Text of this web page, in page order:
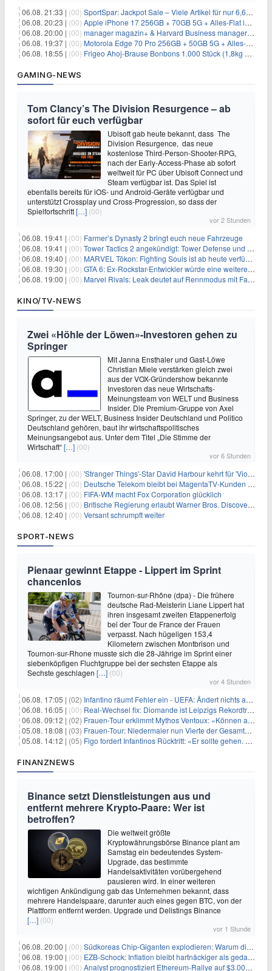
06.08. 21:33 | (00) SportSpar: Jackpot Sale – Viele Artikel für nur 6,66€ – nur 48 Stunden
06.08. 20:23 | (00) Apple iPhone 17 256GB + 70GB 5G + Alles-Flat im Vodafone-Netz für 34,99€/Monat – eff. 4,65€/Monat
06.08. 20:00 | (00) manager magazin+ & Harvard Business manager+ Digital-Kombi-Abo 1 Monat kostenlos
06.08. 19:37 | (00) Motorola Edge 70 Pro 256GB + 50GB 5G + Alles-Flat im Vodafone-Netz für 19,99€/Monat – eff. 0,61€/Monat
06.08. 18:55 | (00) Frigeo Ahoj-Brause Bonbons 1.000 Stück (1,8kg Eimer) für 6,29€
GAMING-NEWS
Tom Clancy’s The Division Resurgence – ab
sofort für euch verfügbar
Ubisoft gab heute bekannt, dass The
Division Resurgence, das neue
kostenlose Third-Person-Shooter-RPG,
nach der Early-Access-Phase ab sofort
weltweit für PC über Ubisoft Connect und
Steam verfügbar ist. Das Spiel ist
ebenfalls bereits für iOS- und Android-Geräte verfügbar und
unterstützt Crossplay und Cross-Progression, so dass der
Spielfortschritt[…] (00)
vor 2 Stunden
06.08. 19:41 | (00) Farmer’s Dynasty 2 bringt euch neue Fahrzeuge
06.08. 19:41 | (00) Tower Tactics 2 angekündigt: Tower Defense und Deckbuilding Kombo kehrt zurück
06.08. 19:40 | (00) MARVEL Tōkon: Fighting Souls ist ab heute verfügbar
06.08. 19:30 | (00) GTA 6: Ex-Rockstar-Entwickler würde eine weitere Verschiebung nicht überraschen
06.08. 19:00 | (00) Marvel Rivals: Leak deutet auf Rennmodus mit Fahrzeugen hin
KINO/TV-NEWS
Zwei «Höhle der Löwen»-Investoren gehen zu
Springer
Mit Janna Ensthaler und Gast-Löwe
Christian Miele verstärken gleich zwei
aus der VOX-Gründershow bekannte
Investoren das neue Wirtschafts-
Meinungsteam von WELT und Business
Insider. Die Premium-Gruppe von Axel
Springer, zu der WELT, Business Insider Deutschland und Politico
Deutschland gehören, baut ihr wirtschaftspolitisches
Meinungsangebot aus. Unter dem Titel „Die Stimme der
Wirtschaft“[…] (00)
vor 6 Stunden
06.08. 17:00 | (00) 'Stranger Things'-Star David Harbour kehrt für 'Violent Night 2' zurück – Kristen Bell stößt zur Besetzung
06.08. 15:22 | (00) Deutsche Telekom bleibt bei MagentaTV-Kunden vage
06.08. 13:17 | (00) FIFA-WM macht Fox Corporation glücklich
06.08. 12:56 | (00) Britische Regierung erlaubt Warner Bros. Discovery-Übernahme
06.08. 12:40 | (00) Versant schrumpft weiter
SPORT-NEWS
Pienaar gewinnt Etappe - Lippert im Sprint
chancenlos
Tournon-sur-Rhône (dpa) - Die frühere
deutsche Rad-Meisterin Liane Lippert hat
ihren insgesamt zweiten Etappenerfolg
bei der Tour de France der Frauen
verpasst. Nach hügeligen 153,4
Kilometern zwischen Montbrison und
Tournon-sur-Rhone musste sich die 28-Jährige im Sprint einer
siebenköpfigen Fluchtgruppe bei der sechsten Etappe als
Sechste geschlagen […] (00)
vor 4 Stunden
06.08. 17:05 | (02) Infantino räumt Fehler ein - UEFA: Ändert nichts an Boykott
06.08. 16:05 | (00) Real-Wechsel fix: Diomande ist Leipzigs Rekordtransfer
06.08. 09:12 | (02) Frauen-Tour erklimmt Mythos Ventoux: «Können alles schaffen»
05.08. 18:08 | (03) Frauen-Tour: Niedermaier nun Vierte der Gesamtwertung
05.08. 14:12 | (05) Figo fordert Infantinos Rücktritt: «Er sollte gehen. Jetzt»
FINANZNEWS
Binance setzt Dienstleistungen aus und
entfernt mehrere Krypto-Paare: Wer ist
betroffen?
Die weltweit größte
Kryptowährungsbörse Binance plant am
Samstag ein bedeutendes System-
Upgrade, das bestimmte
Handelsaktivitäten vorübergehend
pausieren wird. In einer weiteren
wichtigen Ankündigung gab das Unternehmen bekannt, dass
mehrere Handelspaare, darunter auch eines gegen BTC, von der
Plattform entfernt werden. Upgrade und Delistings Binance
[…] (00)
vor 1 Stunde
06.08. 20:00 | (00) Südkoreas Chip-Giganten explodieren: Warum dieser Rekord-Tag die KI-Branche erschüttert
06.08. 19:00 | (00) EZB-Schock: Inflation bleibt hartnäckiger als gedacht – 2027 wird zum kritischen Test
06.08. 19:00 | (00) Analyst prognostiziert Ethereum-Rallye auf $3.000 nach entscheidendem On-Chain-Ausbruch